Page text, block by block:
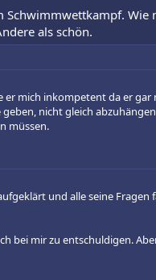
als schön.
er mich inkompetent da er
nicht gleich
müssen.
und alle seine
bei mir zu entschuldigen.